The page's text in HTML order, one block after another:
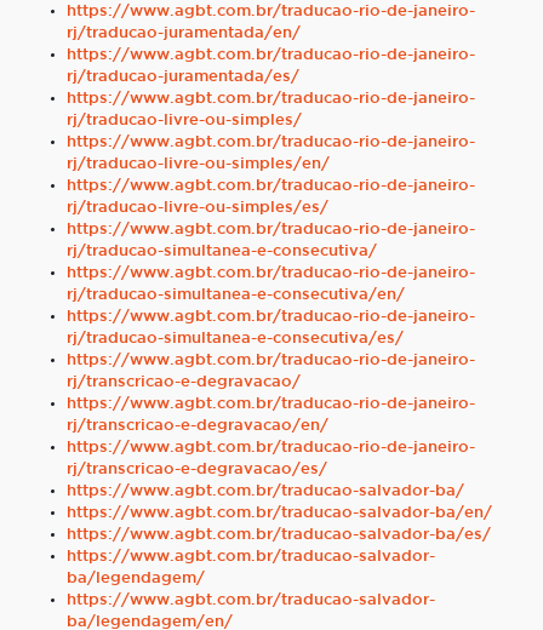
https://www.agbt.com.br/traducao-rio-de-janeiro-
rj/traducao-juramentada/en/
https://www.agbt.com.br/traducao-rio-de-janeiro-
rj/traducao-juramentada/es/
https://www.agbt.com.br/traducao-rio-de-janeiro-
rj/traducao-livre-ou-simples/
https://www.agbt.com.br/traducao-rio-de-janeiro-
rj/traducao-livre-ou-simples/en/
https://www.agbt.com.br/traducao-rio-de-janeiro-
rj/traducao-livre-ou-simples/es/
https://www.agbt.com.br/traducao-rio-de-janeiro-
rj/traducao-simultanea-e-consecutiva/
https://www.agbt.com.br/traducao-rio-de-janeiro-
rj/traducao-simultanea-e-consecutiva/en/
https://www.agbt.com.br/traducao-rio-de-janeiro-
rj/traducao-simultanea-e-consecutiva/es/
https://www.agbt.com.br/traducao-rio-de-janeiro-
rj/transcricao-e-degravacao/
https://www.agbt.com.br/traducao-rio-de-janeiro-
rj/transcricao-e-degravacao/en/
https://www.agbt.com.br/traducao-rio-de-janeiro-
rj/transcricao-e-degravacao/es/
https://www.agbt.com.br/traducao-salvador-ba/
https://www.agbt.com.br/traducao-salvador-ba/en/
https://www.agbt.com.br/traducao-salvador-ba/es/
https://www.agbt.com.br/traducao-salvador-
ba/legendagem/
https://www.agbt.com.br/traducao-salvador-
ba/legendagem/en/